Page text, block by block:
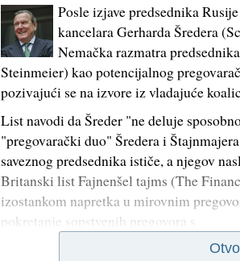
Posle izjave predsednika
kancelara Gerharda Šredera
Nemačka razmatra
Steinmeier) kao potencijalnog
pozivajući se na izvore iz vladajuće
List navodi da Šreder "ne deluje
"pregovarački duo" Šredera i
saveznog predsednika ističe, a njegov
Britanski list Fajnenšel tajms (The
izostankom napretka u mirovnim
pokretanje sopstvenih pregovora s